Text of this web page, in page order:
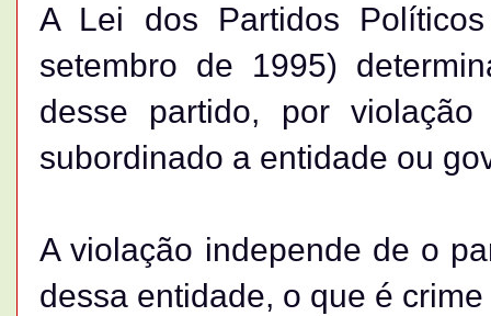
A Lei dos Partidos
setembro de 1995)
desse partido, por
subordinado a entidade ou
A violação independe de o
dessa entidade, o que é